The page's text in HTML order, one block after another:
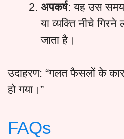
अपकर्ष: यह उस समय
या व्यक्ति नीचे
जाता है।
उदाहरण: “गलत फैसलों के
हो गया।”
FAQs